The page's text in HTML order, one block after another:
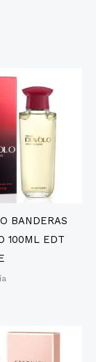
BANDERAS
100ML EDT